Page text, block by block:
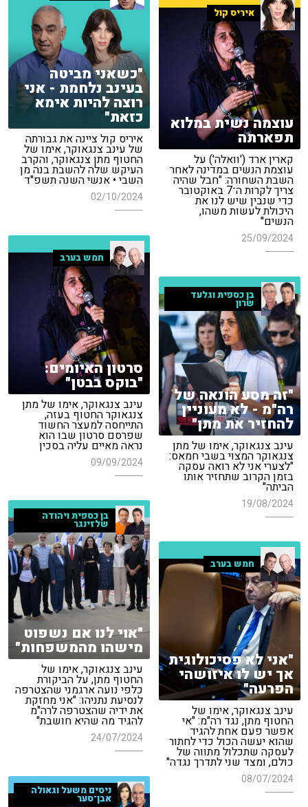
"כשאני מביטה
בעינב נלחמת - אני
רוצה להיות אימא
כזאת"
איריס קול ציינה את גבורתה
של עינב צנגאוקר, אימו של
החטוף מתן צנגאוקר, והקרב
העיקש שלה להשבת בנה מן
השבי • אנשי השנה תשפ"ד
02/10/2024
איריס קול
עוצמה נשית במלוא
תפארתה
קארין ארד ('וואלה') על
עוצמת הנשים במדינה לאחר
השבת השחורה: "חבל שהיה
צריך לקרות ה־7 באוקטובר
כדי שנבין שיש לנו את
היכולת לעשות משהו,
הנשים"
25/09/2024
חמש בערב
סרטון האיומים:
"בוקס בבטן"
עינב צנגאוקר, אימו של מתן
צנגאוקר החטוף בעזה,
התייחסה למעצר החשוד
שפרסם סרטון שבו הוא
נראה מאיים עליה בסכין
09/09/2024
בן כספית וגלעד
שרון
"זה מסע הונאה של
רה"מ - לא מעוניין
להחזיר את מתן"
עינב צנגאוקר, אימו של מתן
צנגאוקר המצוי בשבי חמאס:
"לצערי אני לא רואה עסקה
בזמן הקרוב שתחזיר אותו
הביתה"
19/08/2024
בן כספית ויהודה
שלזינגר
"אוי לנו אם נשפוט
מישהו מהמשפחות"
עינב צנגאוקר, אימו של
החטוף מתן, על הביקורת
כלפי נועה ארגמני שהצטרפה
לנסיעת נתניהו: "אני מחזקת
את ידיה שהצטרפה לרה"מ
להגיד מה שהיא חושבת"
24/07/2024
חמש בערב
"אני לא פסיכולוגית
אך יש לו איזושהי
הפרעה"
עינב צנגאוקר, אימו של
החטוף מתן, נגד רה"מ: "אי
אפשר פעם אחת להגיד
שהוא יעשה הכול כדי לחתור
לעסקה שתכלול מתווה של
כולם, ומצד שני לתדרך נגדה"
08/07/2024
ניסים משעל וגאולה
אבן־סער